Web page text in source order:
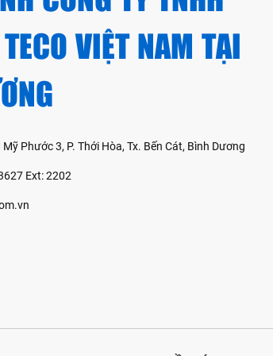
VIỆT NAM TẠI
Phước 3, P. Thới Hòa, Tx. Bến Cát, Bình Dương
Ext: 2202